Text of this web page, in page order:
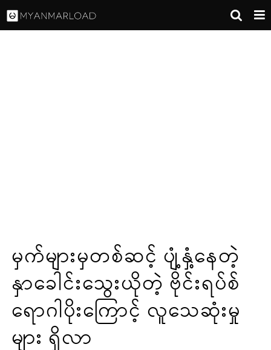
မှက်များမှတစ်ဆင့် ပျံ့နှံ့နေတဲ့
နှာခေါင်းသွေးယိုတဲ့ ဗိုင်းရပ်စ်
ရောဂါပိုးကြောင့် လူသေဆုံးမှု
များ ရှိလာ